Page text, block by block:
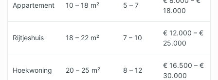
Appartement 10 – 18 m² 5 – 7
18.000
Rijtjeshuis 18 – 22 m² 7 – 10
€ 12.000 – €
25.000
Hoekwoning 20 – 25 m² 8 – 12
€ 16.500 – €
30.000